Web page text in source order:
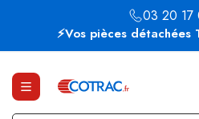
⚡Vos pièces
03 20 17